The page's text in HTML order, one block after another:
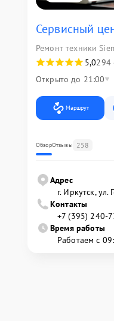
Сервисный
Ремонт техники
5,0294
Открыто до 21:00
Маршрут
ОбзорОтзывы 258
Адрес
г. Иркутск, ул.
Контакты
+7 (395) 240-
Время работы
Работаем с